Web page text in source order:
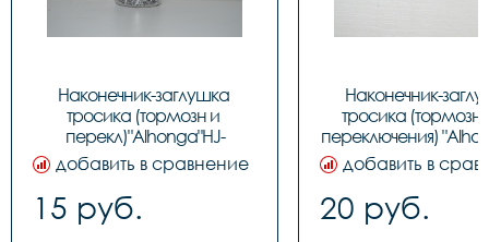
Наконечник-заглушка
тросика (тормозн и
перекл)"Alhonga"HJ-
D1001,ЦЕНА ЗА 1шт., код
40706
добавить в сравнение
15 руб.
Наконечник-
тросика
переключения)
D1001, код
добавить в
20 руб.